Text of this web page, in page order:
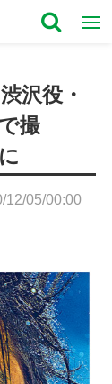
沢役・
撮
12/05/00:00